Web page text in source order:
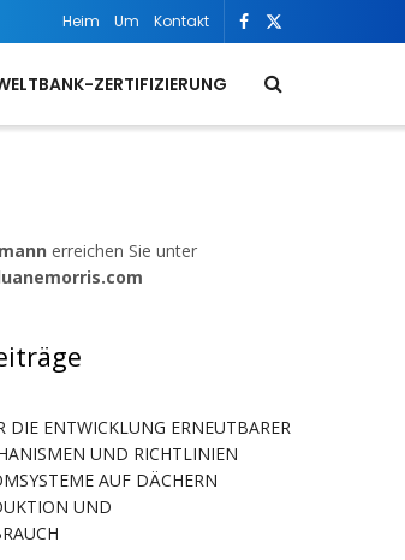
Heim Um Kontakt
ZERTIFIZIERUNG
erreichen Sie unter
DIE ENTWICKLUNG ERNEUTBARER
UND RICHTLINIEN
AUF DÄCHERN
UND